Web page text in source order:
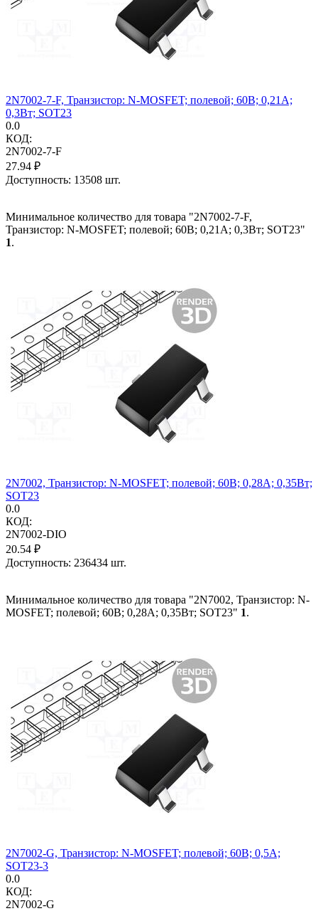
2N7002-7-F, Транзистор: N-MOSFET; полевой; 60В; 0,21А;
0,3Вт; SOT23
0.0
КОД:
2N7002-7-F
27.94 ₽
Доступность: 13508 шт.
Минимальное количество для товара "2N7002-7-F,
Транзистор: N-MOSFET; полевой; 60В; 0,21А; 0,3Вт; SOT23"
1.
2N7002, Транзистор: N-MOSFET; полевой; 60В; 0,28А; 0,35Вт;
SOT23
0.0
КОД:
2N7002-DIO
20.54 ₽
Доступность: 236434 шт.
Минимальное количество для товара "2N7002, Транзистор: N-
MOSFET; полевой; 60В; 0,28А; 0,35Вт; SOT23" 1.
2N7002-G, Транзистор: N-MOSFET; полевой; 60В; 0,5А;
SOT23-3
0.0
КОД:
2N7002-G